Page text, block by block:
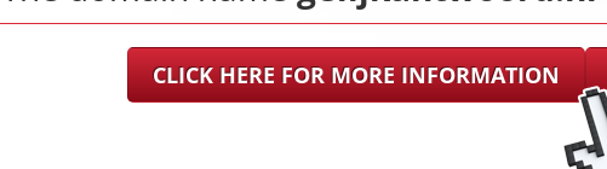
CLICK HERE FOR MORE INFORMATION